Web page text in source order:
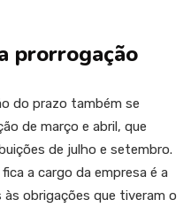
prorrogação
do prazo também se
de março e abril, que
de julho e setembro.
a cargo da empresa é a
obrigações que tiveram o